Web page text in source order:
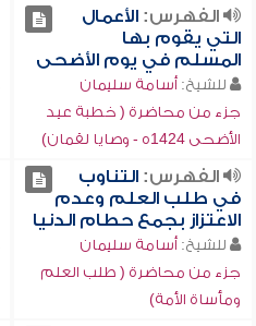
الفهرس:الأعمال
التي يقوم بها
المسلم في يوم الأضحى
للشيخ: أسامة سليمان
جزء من محاضرة ( خطبة عيد
الأضحى 1424ه - وصايا لقمان)
الفهرس:التناوب
في طلب العلم وعدم
الاعتزاز بجمع حطام الدنيا
للشيخ: أسامة سليمان
جزء من محاضرة ( طلب العلم
ومأساة الأمة)